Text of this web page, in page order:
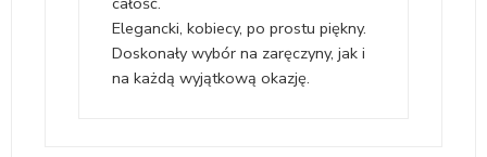
Elegancki, kobiecy, po prostu piękny.
Doskonały wybór na zaręczyny, jak i
na każdą wyjątkową okazję.